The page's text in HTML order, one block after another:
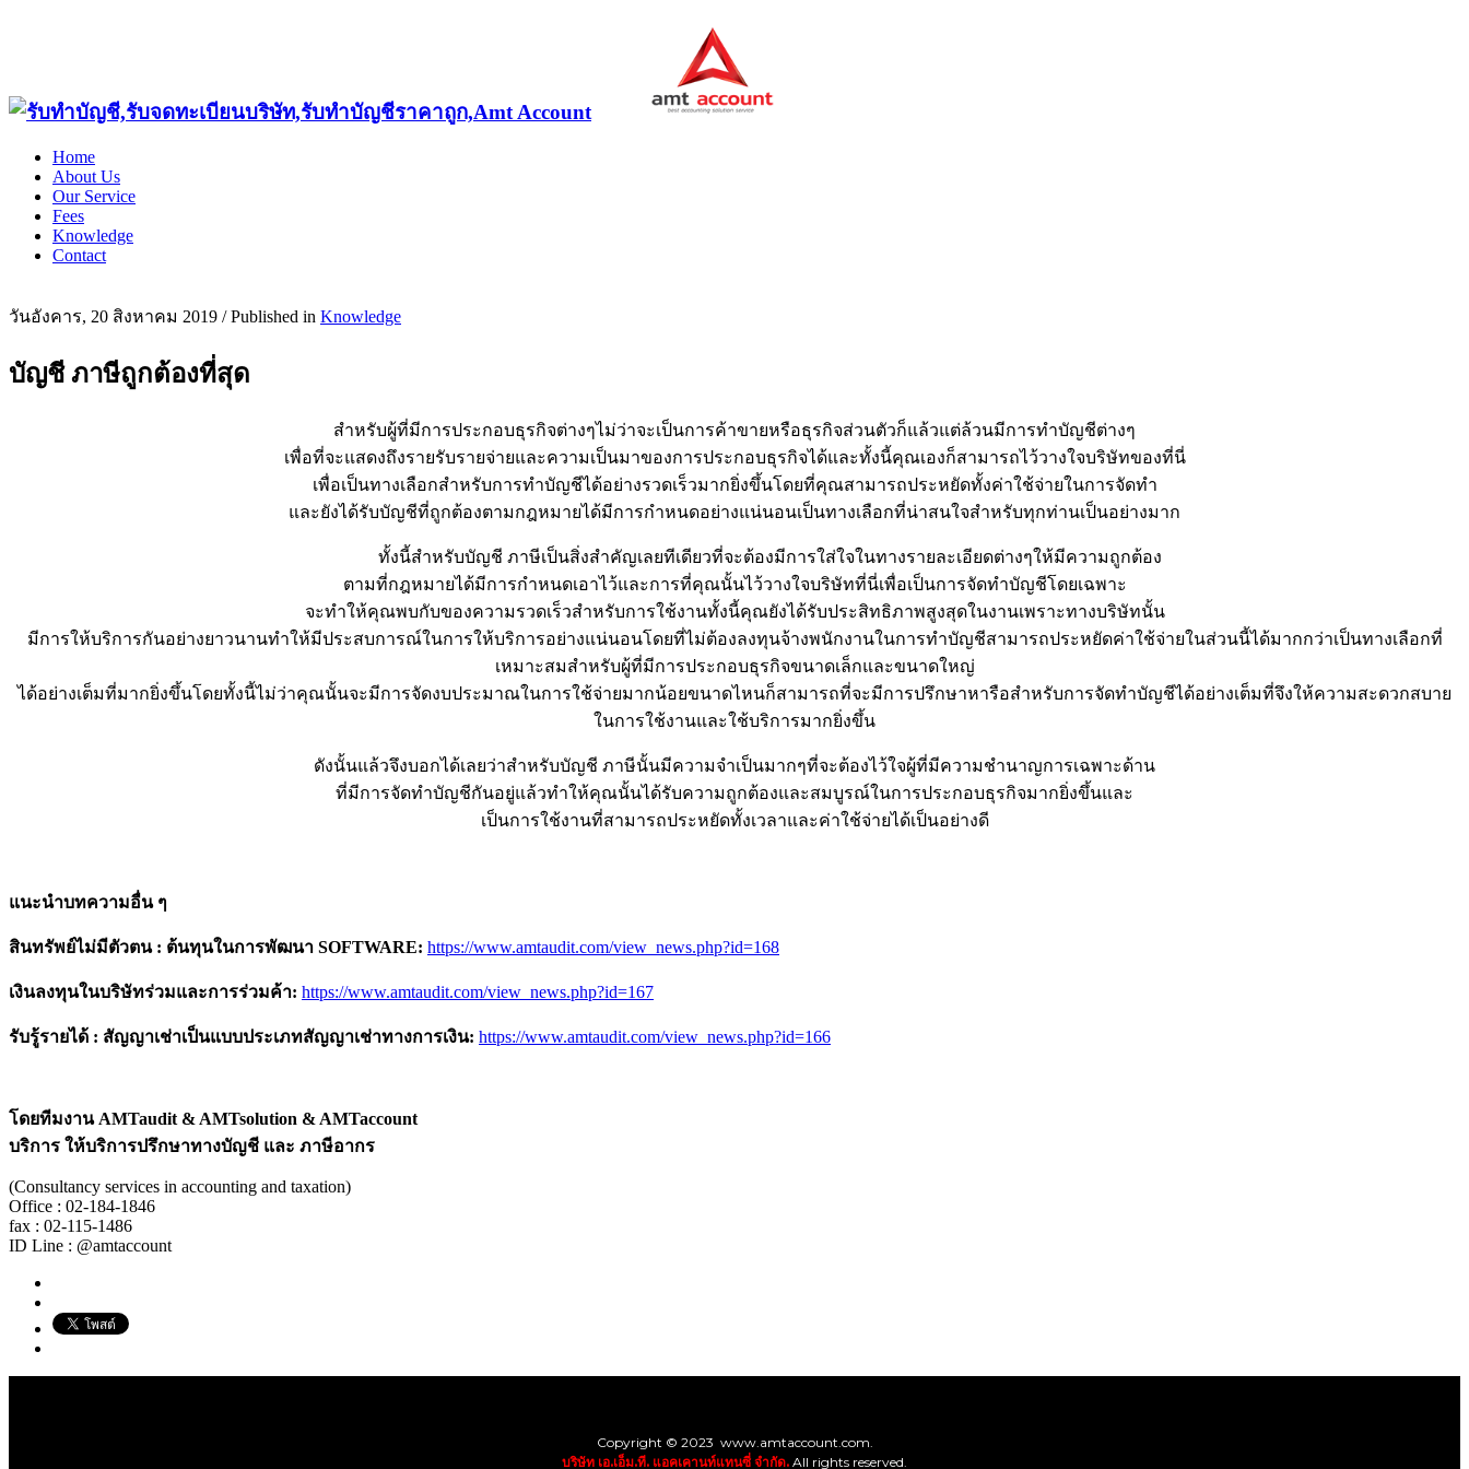
Home
About Us
Our Service
Fees
Knowledge
Contact
วันอังคาร, 20 สิงหาคม 2019 /Published in Knowledge
บัญชี ภาษีถูกต้องที่สุด
สำหรับผู้ที่มีการประกอบธุรกิจต่างๆไม่ว่าจะเป็นการค้าขายหรือธุรกิจส่วนตัวก็แล้วแต่ล้วนมีการทำบัญชีต่างๆ
เพื่อที่จะแสดงถึงรายรับรายจ่ายและความเป็นมาของการประกอบธุรกิจได้และทั้งนี้คุณเองก็สามารถไว้วางใจบริษัทของที่นี่
เพื่อเป็นทางเลือกสำหรับการทำบัญชีได้อย่างรวดเร็วมากยิ่งขึ้นโดยที่คุณสามารถประหยัดทั้งค่าใช้จ่ายในการจัดทำ
และยังได้รับบัญชีที่ถูกต้องตามกฎหมายได้มีการกำหนดอย่างแน่นอนเป็นทางเลือกที่น่าสนใจสำหรับทุกท่านเป็นอย่างมาก
ทั้งนี้สำหรับบัญชี ภาษีเป็นสิ่งสำคัญเลยทีเดียวที่จะต้องมีการใส่ใจในทางรายละเอียดต่างๆให้มีความถูกต้อง
ตามที่กฎหมายได้มีการกำหนดเอาไว้และการที่คุณนั้นไว้วางใจบริษัทที่นี่เพื่อเป็นการจัดทำบัญชีโดยเฉพาะ
จะทำให้คุณพบกับของความรวดเร็วสำหรับการใช้งานทั้งนี้คุณยังได้รับประสิทธิภาพสูงสุดในงานเพราะทางบริษัทนั้น
มีการให้บริการกันอย่างยาวนานทำให้มีประสบการณ์ในการให้บริการอย่างแน่นอนโดยที่ไม่ต้องลงทุนจ้างพนักงานในการทำบัญชีสามารถประหยัดค่าใช้จ่ายในส่วนนี้ได้มากกว่าเป็นทางเลือกที่
เหมาะสมสำหรับผู้ที่มีการประกอบธุรกิจขนาดเล็กและขนาดใหญ่
ได้อย่างเต็มที่มากยิ่งขึ้นโดยทั้งนี้ไม่ว่าคุณนั้นจะมีการจัดงบประมาณในการใช้จ่ายมากน้อยขนาดไหนก็สามารถที่จะมีการปรึกษาหารือสำหรับการจัดทำบัญชีได้อย่างเต็มที่จึงให้ความสะดวกสบาย
ในการใช้งานและใช้บริการมากยิ่งขึ้น
ดังนั้นแล้วจึงบอกได้เลยว่าสำหรับบัญชี ภาษีนั้นมีความจำเป็นมากๆที่จะต้องไว้ใจผู้ที่มีความชำนาญการเฉพาะด้าน
ที่มีการจัดทำบัญชีกันอยู่แล้วทำให้คุณนั้นได้รับความถูกต้องและสมบูรณ์ในการประกอบธุรกิจมากยิ่งขึ้นและ
เป็นการใช้งานที่สามารถประหยัดทั้งเวลาและค่าใช้จ่ายได้เป็นอย่างดี
แนะนำบทความอื่น ๆ
สินทรัพย์ไม่มีตัวตน : ต้นทุนในการพัฒนา SOFTWARE: https://www.amtaudit.com/view_news.php?id=168
เงินลงทุนในบริษัทร่วมและการร่วมค้า: https://www.amtaudit.com/view_news.php?id=167
รับรู้รายได้ : สัญญาเช่าเป็นแบบประเภทสัญญาเช่าทางการเงิน: https://www.amtaudit.com/view_news.php?id=166
โดยทีมงานAMTaudit & AMTsolution & AMTaccount
บริการ ให้บริการปรึกษาทางบัญชี และ ภาษีอากร
(Consultancy services in accounting and taxation)
Office : 02-184-1846
fax : 02-115-1486
ID Line : @amtaccount
Copyright © 2023 www.amtaccount.com.
บริษัท เอ.เอ็ม.ที. แอคเคานท์แทนซี่ จำกัด. All rights reserved.